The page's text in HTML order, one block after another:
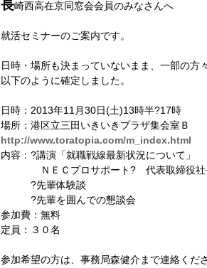
長崎西高在京同窓会会員のみなさんへ
就活セミナーのご案内です。
日時・場所も決まっていないまま、一部の方
以下のように確定しました。
日時：2013年11月30日(土)13時半?17時
場所：港区立三田いきいきプラザ集会室Ｂ
http://www.toratopia.com/m_index.html
内容：?講演「就職戦線最新状況について」
ＮＥＣプロサポート? 代表取締役社長
?先輩体験談
?先輩を囲んでの懇談会
参加費：無料
定員：３０名
参加希望の方は、事務局森健介まで連絡くだ